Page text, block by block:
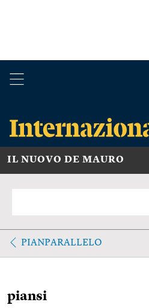
IL NUOVO DE MAURO
PIANPARALLELO
piansi